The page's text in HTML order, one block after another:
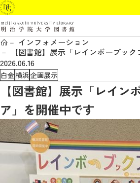
インフォメーション
【図書館】展示「レインボーブッ
2026.06.16
白金横浜企画展示
【図書館】展示「レイン
ア」を開催中です